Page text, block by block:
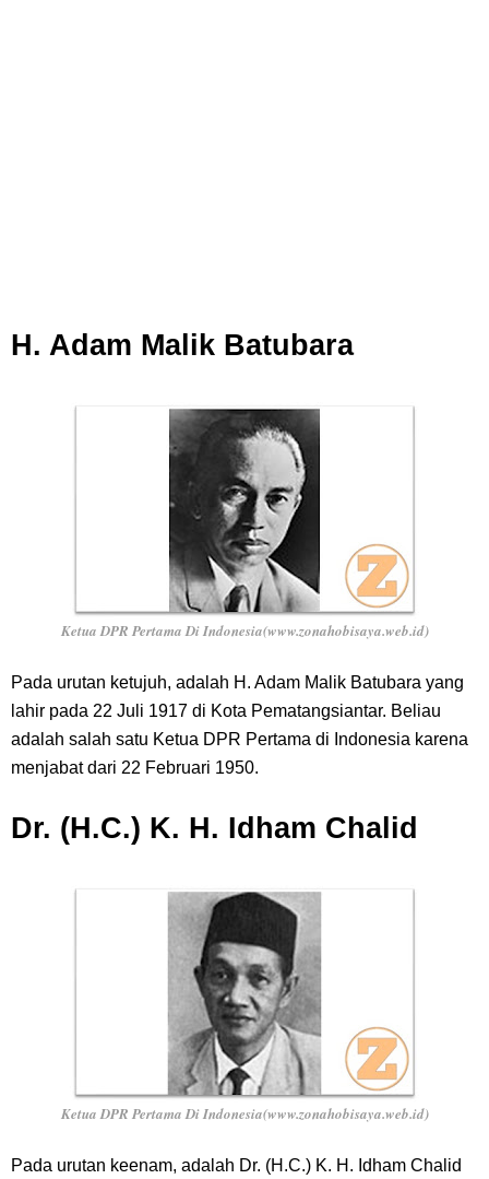
H. Adam Malik Batubara
Ketua DPR Pertama Di Indonesia(www.zonahobisaya.web.id)
Pada urutan ketujuh, adalah H. Adam Malik Batubara yang
lahir pada 22 Juli 1917 di Kota Pematangsiantar. Beliau
adalah salah satu Ketua DPR Pertama di Indonesia karena
menjabat dari 22 Februari 1950.
Dr. (H.C.) K. H. Idham Chalid
Ketua DPR Pertama Di Indonesia(www.zonahobisaya.web.id)
Pada urutan keenam, adalah Dr. (H.C.) K. H. Idham Chalid